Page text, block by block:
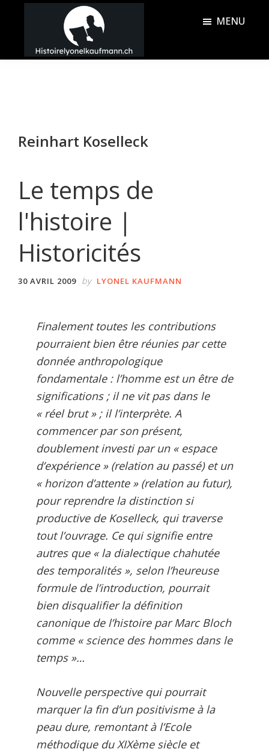
principal
barreHistoire
MENU
Reinhart Koselleck
Le temps de
l'histoire |
Historicités
30 AVRIL 2009 by LYONEL KAUFMANN
Finalement toutes les contributions
pourraient bien être réunies par cette
donnée anthropologique
fondamentale : l’homme est un être de
significations ; il ne vit pas dans le
« réel brut » ; il l’interprète. A
commencer par son présent,
doublement investi par un « espace
d’expérience » (relation au passé) et un
« horizon d’attente » (relation au futur),
pour reprendre la distinction si
productive de Koselleck, qui traverse
tout l’ouvrage. Ce qui signifie entre
autres que « la dialectique chahutée
des temporalités », selon l’heureuse
formule de l’introduction, pourrait
bien disqualifier la définition
canonique de l’histoire par Marc Bloch
comme « science des hommes dans le
temps »…
Nouvelle perspective qui pourrait
marquer la fin d’un positivisme à la
peau dure, remontant à l’Ecole
méthodique du XIXème siècle et